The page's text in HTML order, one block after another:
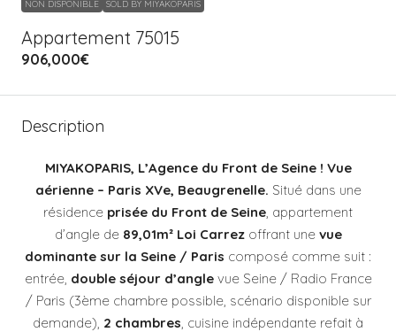
NON DISPONIBLE SOLD BY MIYAKOPARIS
Appartement 75015
906,000€
Description
MIYAKOPARIS, L’Agence du Front de Seine ! Vue
aérienne – Paris XVe, Beaugrenelle. Situé dans une
résidence prisée du Front de Seine appartement
d’angle de89,01m² Loi Carrezoffrant unevue
dominante sur la Seine / Paris composé comme suit :
entrée, double séjour d’anglevue Seine / Radio France
/ Paris (3ème chambre possible, scénario disponible sur
demande), 2 chambres , cuisine indépendante refait à